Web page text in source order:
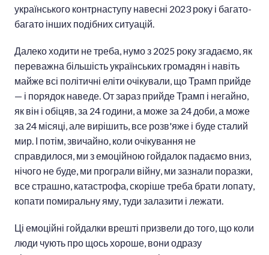
українського контрнаступу навесні 2023 року і багато-
багато інших подібних ситуацій.
Далеко ходити не треба, нумо з 2025 року згадаємо, як
переважна більшість українських громадян і навіть
майже всі політичні еліти очікували, що Трамп прийде
— і порядок наведе. От зараз прийде Трамп і негайно,
як він і обіцяв, за 24 години, а може за 24 доби, а може
за 24 місяці, але вирішить, все розв'яже і буде сталий
мир. І потім, звичайно, коли очікування не
справдилося, ми з емоційною гойдалок падаємо вниз,
нічого не буде, ми програли війну, ми зазнали поразки,
все страшно, катастрофа, скоріше треба брати лопату,
копати помиральну яму, туди залазити і лежати.
Ці емоційні гойдалки врешті призвели до того, що коли
люди чують про щось хороше, вони одразу